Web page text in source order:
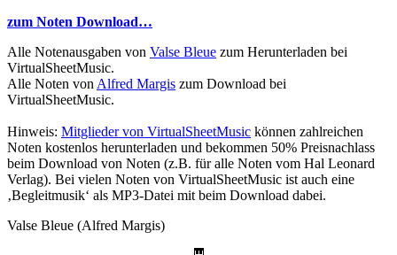
zum Noten Download…
Alle Notenausgaben von Valse Bleue zum Herunterladen bei
VirtualSheetMusic.
Alle Noten von Alfred Margis zum Download bei
VirtualSheetMusic.
Hinweis: Mitglieder von VirtualSheetMusic können zahlreichen
Noten kostenlos herunterladen und bekommen 50% Preisnachlass
beim Download von Noten (z.B. für alle Noten vom Hal Leonard
Verlag). Bei vielen Noten von VirtualSheetMusic ist auch eine
‚Begleitmusik‘ als MP3-Datei mit beim Download dabei.
Valse Bleue (Alfred Margis)